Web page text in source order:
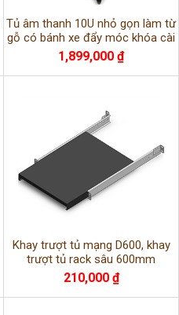
Tủ âm thanh 10U nhỏ gọn làm từ
gỗ có bánh xe đẩy móc khóa cài
an toàn
1,899,000 ₫
Khay trượt tủ mạng D600, khay
trượt tủ rack sâu 600mm
210,000 ₫